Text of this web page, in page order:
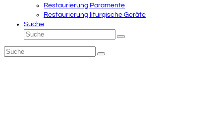
Restaurierung Paramente
Restaurierung liturgische Geräte
Suche
Suche
Senden
Suche
Senden